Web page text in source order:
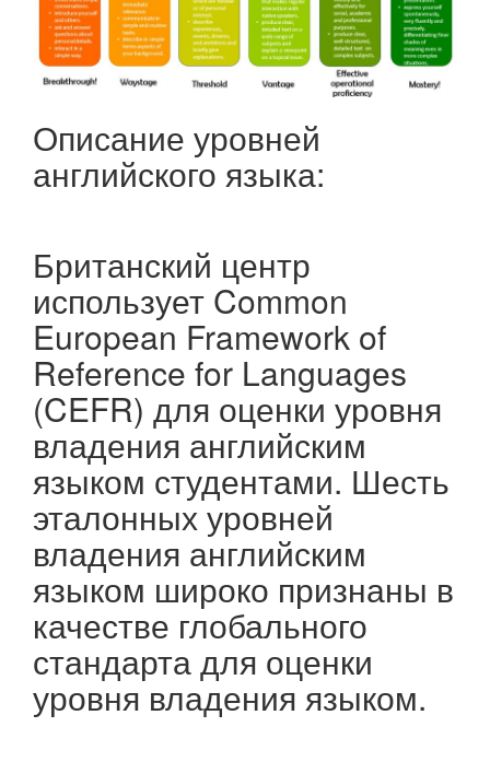
Описание уровней
английского языка:
Британский центр
использует Common
European Framework of
Reference for Languages ​​
(CEFR) для оценки уровня
владения английским
языком студентами. Шесть
эталонных уровней
владения английским
языком широко признаны в
качестве глобального
стандарта для оценки
уровня владения языком.